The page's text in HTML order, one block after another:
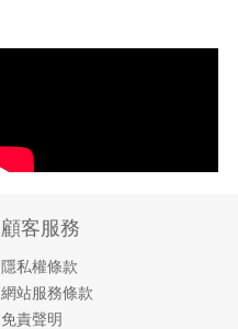
顧客服務
隱私權條款
網站服務條款
免責聲明